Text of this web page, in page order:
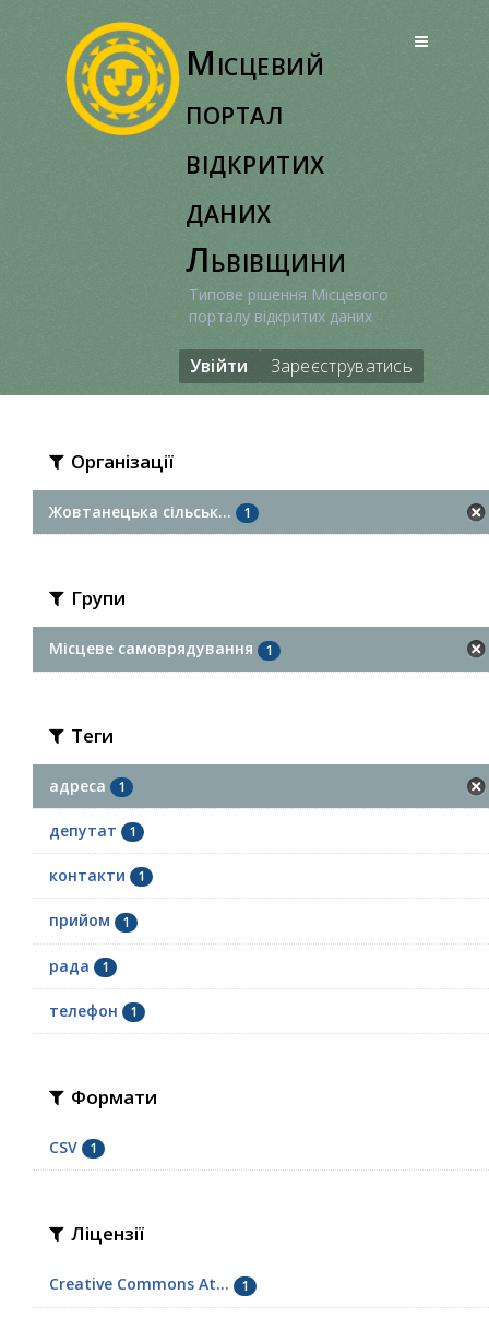
Місцевий
портал
відкритих
даних
Львівщини
Типове рішення Місцевого
порталу відкритих даних
Увійти Зареєструватись
Організації
Жовтанецька сільськ... 1
Групи
Місцеве самоврядування 1
Теги
адреса 1
депутат 1
контакти 1
прийом 1
рада 1
телефон 1
Формати
CSV 1
Ліцензії
Creative Commons At... 1